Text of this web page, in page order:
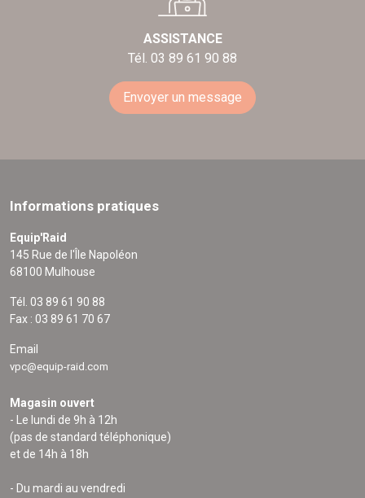
ASSISTANCE
Tél. 03 89 61 90 88
Envoyer un message
Informations pratiques
Equip'Raid
145 Rue de l'Île Napoléon
68100 Mulhouse
Tél. 03 89 61 90 88
Fax : 03 89 61 70 67
Email
vpc@equip-raid.com
Magasin ouvert
- Le lundi de 9h à 12h
(pas de standard téléphonique)
et de 14h à 18h
- Du mardi au vendredi